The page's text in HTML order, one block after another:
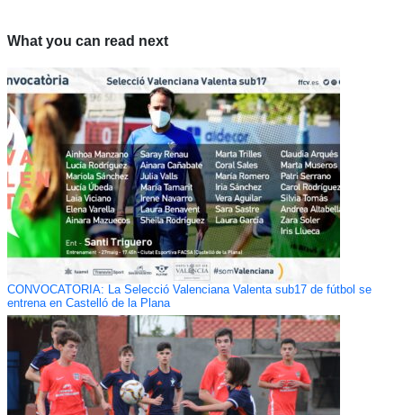
What you can read next
CONVOCATORIA: La Selecció Valenciana Valenta sub17 de fútbol se
entrena en Castelló de la Plana